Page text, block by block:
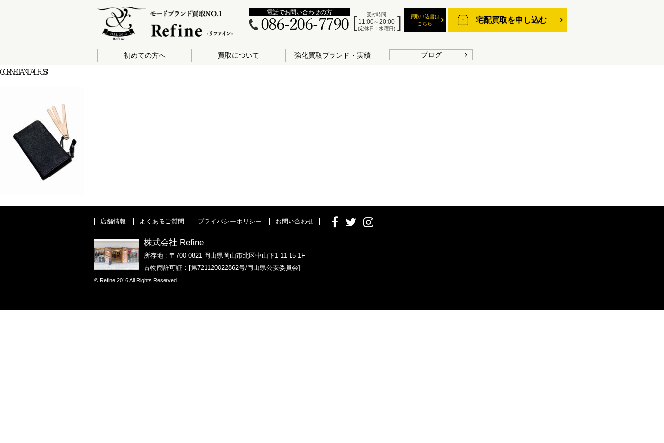
宅配買取を申し込む
買取申込書は
こちら
受付時間
11:00～20:00
(定休日：水曜日)
電話でお問い合わせの方
086-206-7790
初めての方へ 買取について 強化買取ブランド・実績 ブログ
CORNELIAN-TAURUS-3
店舗情報 よくあるご質問 プライバシーポリシー お問い合わせ
株式会社 Refine
所存地：〒700-0821 岡山県岡山市北区中山下1-11-15 1F
古物商許可証：[第721120022862号/岡山県公安委員会]
© Refine 2016 All Rights Reserved.